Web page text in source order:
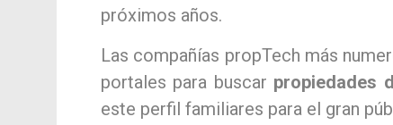
próximos años.
Las compañías propTech más
portales para buscar propiedades
este perfil familiares para el gran